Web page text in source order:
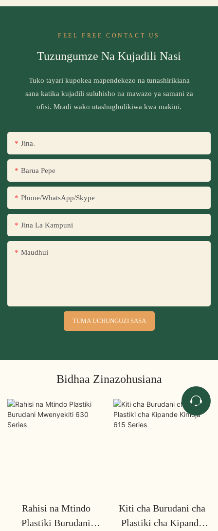
FEEL FREE CONTACT US
Tuzungumze Na Kujadili Nasi
Tuko tayari kupokea mapendekezo na tunashirikiana
sana katika kujadili suluhisho na mawazo ya samani za
ofisi. Mradi wako utashughulikiwa kwa makini.
Jina.
Barua Pepe
Phone/WhatsApp/Skype
Jina La Kampuni
Maudhui
TUMA UCHUNGUZI SASA
Bidhaa Zinazohusiana
Rahisi na Mtindo
Plastiki Burudani
Kiti cha Burudani cha
Plastiki cha Kipande